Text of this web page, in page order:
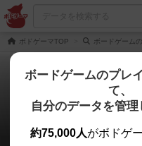
ボドゲーマTOP ボードゲーム
時
0件
ボードゲームのプレ
て、
自分のデータを管理
約75,000人がボドゲ